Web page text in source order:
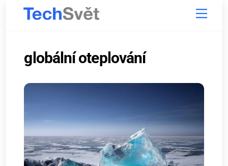
Menu
globální oteplování